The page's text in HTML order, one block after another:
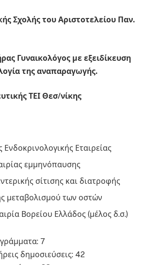
Σχολής του Αριστοτελείου Παν.
Γυναικολόγος με εξειδίκευση
της αναπαραγωγής.
ΤΕΙ Θεσ/νίκης
Ενδοκρινολογικής Εταιρείας
εμμηνόπαυσης
σίτισης και διατροφής
μεταβολισμού των οστών
Βορείου Ελλάδος (μέλος δ.σ.)
7
δημοσιεύσεις: 42